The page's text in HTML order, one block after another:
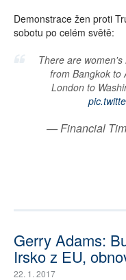
Demonstrace žen proti
sobotu po celém světě:
There are
from Bangkok to
London to
— Financial
Gerry Adams:
Irsko z EU,
22. 1. 2017